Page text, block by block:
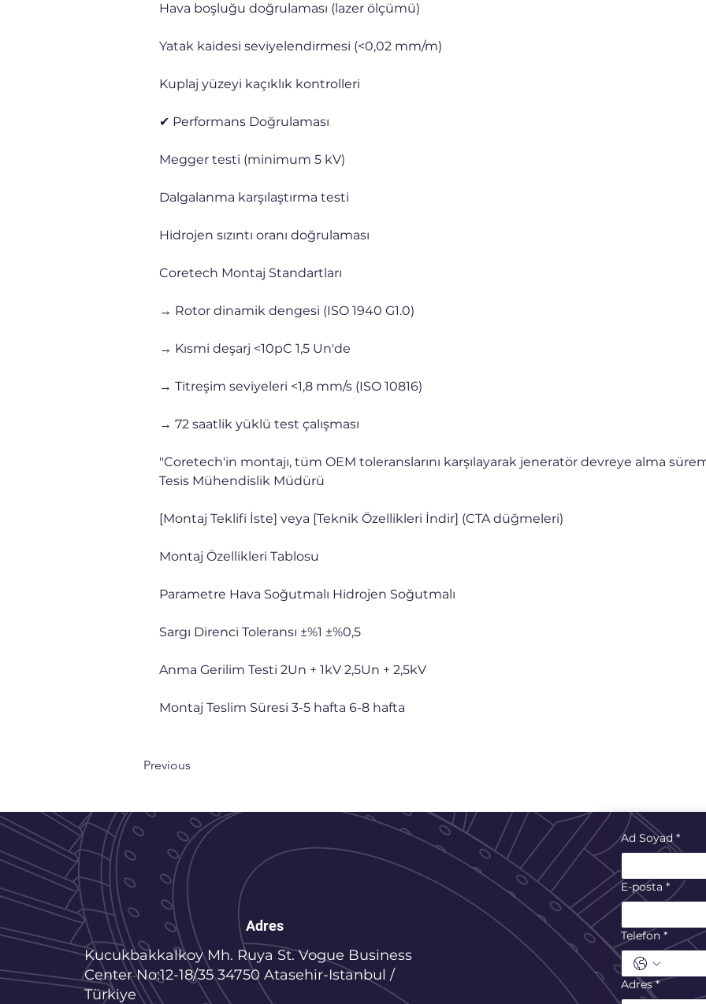
Hava boşluğu doğrulaması (lazer ölçümü)
Yatak kaidesi seviyelendirmesi (<0,02 mm/m)
Kuplaj yüzeyi kaçıklık kontrolleri
✔ Performans Doğrulaması
Megger testi (minimum 5 kV)
Dalgalanma karşılaştırma testi
Hidrojen sızıntı oranı doğrulaması
Coretech Montaj Standartları
→ Rotor dinamik dengesi (ISO 1940 G1.0)
→ Kısmi deşarj <10pC 1,5 Un'de
→ Titreşim seviyeleri <1,8 mm/s (ISO 10816)
→ 72 saatlik yüklü test çalışması
"Coretech'in montajı, tüm OEM toleranslarını karşılayarak jeneratör devreye alma
Tesis Mühendislik Müdürü
[Montaj Teklifi İste] veya [Teknik Özellikleri İndir] (CTA düğmeleri)
Montaj Özellikleri Tablosu
Parametre Hava Soğutmalı Hidrojen Soğutmalı
Sargı Direnci Toleransı ±%1 ±%0,5
Anma Gerilim Testi 2Un + 1kV 2,5Un + 2,5kV
Montaj Teslim Süresi 3-5 hafta 6-8 hafta
Previous
Adres
Kucukbakkalkoy Mh. Ruya St. Vogue Business
Center No:12-18/35 34750 Atasehir-Istanbul /
Türkiye
Ad Soyad *
E-posta *
Telefon *
Adres *